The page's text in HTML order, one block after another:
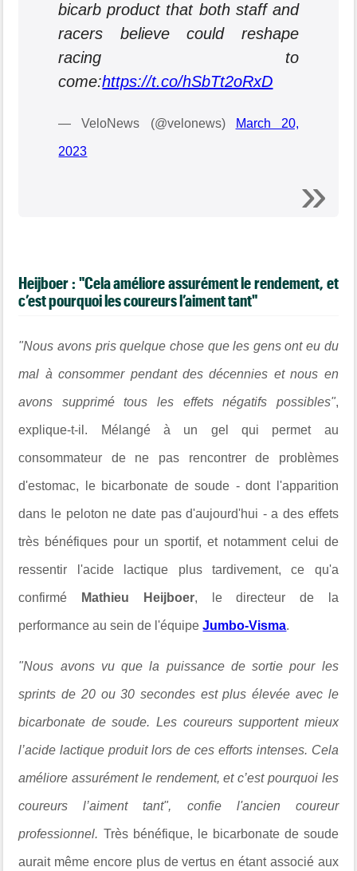
bicarb product that both staff and
racers believe could reshape
racing to
come:https://t.co/hSbTt2oRxD
— VeloNews (@velonews) March 20,
2023
Heijboer : "Cela améliore assurément le rendement, et
c’est pourquoi les coureurs l’aiment tant"
"Nous avons pris quelque chose que les gens ont eu du
mal à consommer pendant des décennies et nous en
avons supprimé tous les effets négatifs possibles",
explique-t-il. Mélangé à un gel qui permet au
consommateur de ne pas rencontrer de problèmes
d'estomac, le bicarbonate de soude - dont l'apparition
dans le peloton ne date pas d'aujourd'hui - a des effets
très bénéfiques pour un sportif, et notamment celui de
ressentir l'acide lactique plus tardivement, ce qu'a
confirmé Mathieu Heijboer, le directeur de la
performance au sein de l'équipeJumbo-Visma.
"Nous avons vu que la puissance de sortie pour les
sprints de 20 ou 30 secondes est plus élevée avec le
bicarbonate de soude. Les coureurs supportent mieux
l’acide lactique produit lors de ces efforts intenses. Cela
améliore assurément le rendement, et c’est pourquoi les
coureurs l’aiment tant", confie l'ancien coureur
professionnel. Très bénéfique, le bicarbonate de soude
aurait même encore plus de vertus en étant associé aux